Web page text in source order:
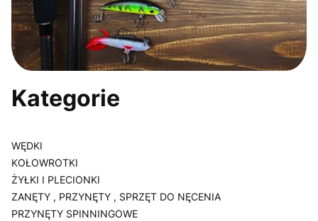
Kategorie
WĘDKI
KOŁOWROTKI
ŻYŁKI I PLECIONKI
ZANĘTY , PRZYNĘTY , SPRZĘT DO NĘCENIA
PRZYNĘTY SPINNINGOWE